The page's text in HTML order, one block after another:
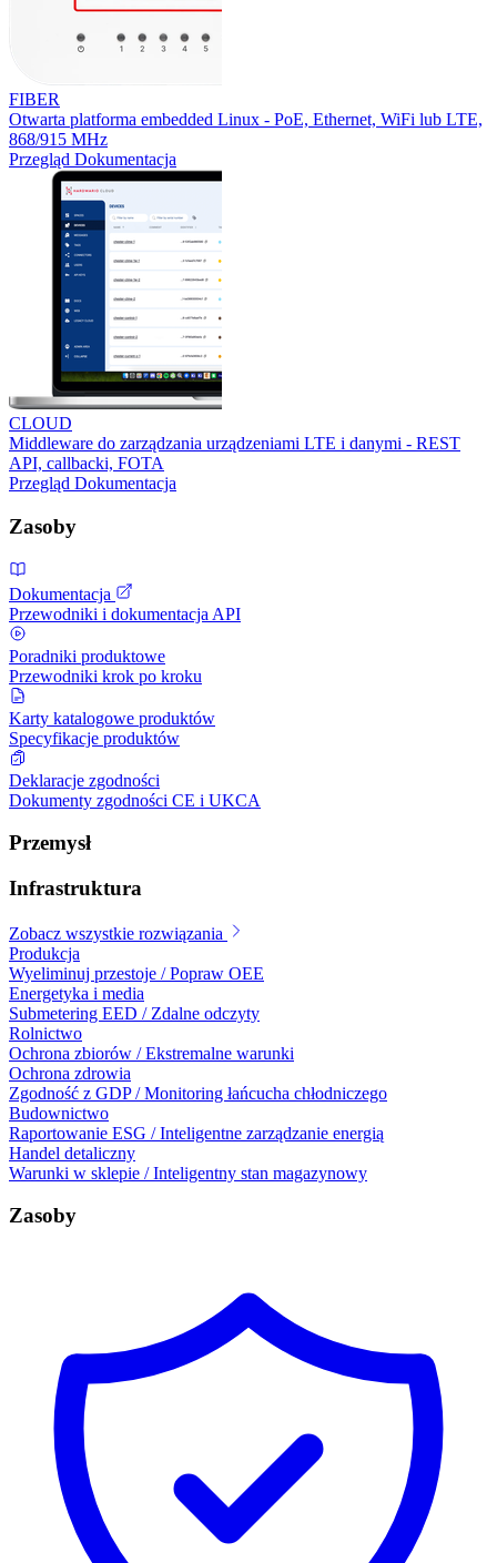
FIBER
Otwarta platforma embedded Linux - PoE, Ethernet, WiFi lub LTE,
868/915 MHz
Przegląd Dokumentacja
CLOUD
Middleware do zarządzania urządzeniami LTE i danymi - REST
API, callbacki, FOTA
Przegląd Dokumentacja
Zasoby
Dokumentacja
Przewodniki i dokumentacja API
Poradniki produktowe
Przewodniki krok po kroku
Karty katalogowe produktów
Specyfikacje produktów
Deklaracje zgodności
Dokumenty zgodności CE i UKCA
Przemysł
Infrastruktura
Zobacz wszystkie rozwiązania
Produkcja
Wyeliminuj przestoje / Popraw OEE
Energetyka i media
Submetering EED / Zdalne odczyty
Rolnictwo
Ochrona zbiorów / Ekstremalne warunki
Ochrona zdrowia
Zgodność z GDP / Monitoring łańcucha chłodniczego
Budownictwo
Raportowanie ESG / Inteligentne zarządzanie energią
Handel detaliczny
Warunki w sklepie / Inteligentny stan magazynowy
Zasoby